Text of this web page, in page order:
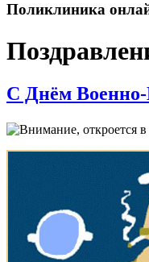
Поликлиника
C Днём